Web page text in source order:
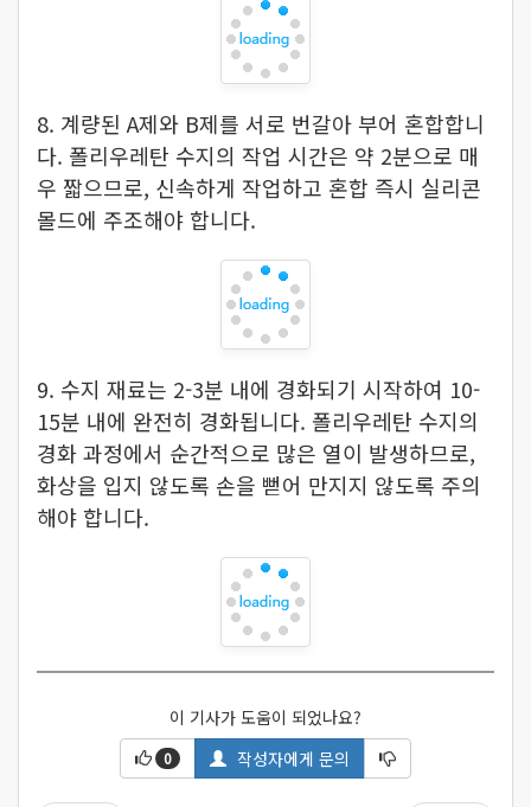
8. 계량된 A제와 B제를 서로 번갈아 부어 혼합합니
다. 폴리우레탄 수지의 작업 시간은 약 2분으로 매
우 짧으므로, 신속하게 작업하고 혼합 즉시 실리콘
몰드에 주조해야 합니다.
9. 수지 재료는 2-3분 내에 경화되기 시작하여 10-
15분 내에 완전히 경화됩니다. 폴리우레탄 수지의
경화 과정에서 순간적으로 많은 열이 발생하므로,
화상을 입지 않도록 손을 뻗어 만지지 않도록 주의
해야 합니다.
이 기사가 도움이 되었나요?
0 작성자에게 문의